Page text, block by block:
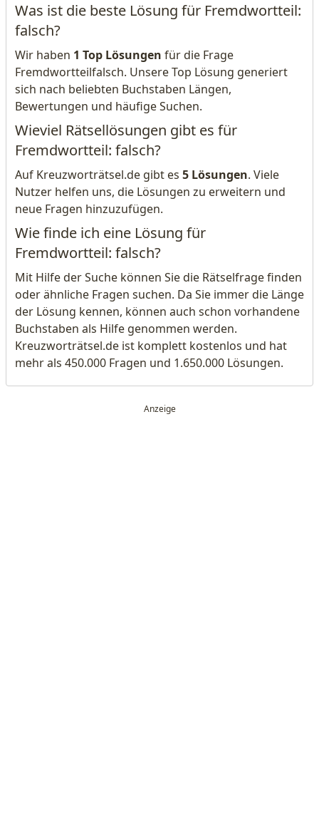
Was ist die beste Lösung für Fremdwortteil:
falsch?
Wir haben 1 Top Lösungen für die Frage
Fremdwortteilfalsch. Unsere Top Lösung generiert
sich nach beliebten Buchstaben Längen,
Bewertungen und häufige Suchen.
Wieviel Rätsellösungen gibt es für
Fremdwortteil: falsch?
Auf Kreuzworträtsel.de gibt es 5 Lösungen. Viele
Nutzer helfen uns, die Lösungen zu erweitern und
neue Fragen hinzuzufügen.
Wie finde ich eine Lösung für
Fremdwortteil: falsch?
Mit Hilfe der Suche können Sie die Rätselfrage finden
oder ähnliche Fragen suchen. Da Sie immer die Länge
der Lösung kennen, können auch schon vorhandene
Buchstaben als Hilfe genommen werden.
Kreuzworträtsel.de ist komplett kostenlos und hat
mehr als 450.000 Fragen und 1.650.000 Lösungen.